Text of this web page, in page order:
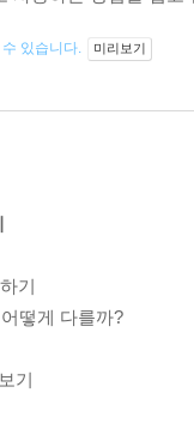
있습니다. 미리보기
기
떻게 다를까?
기